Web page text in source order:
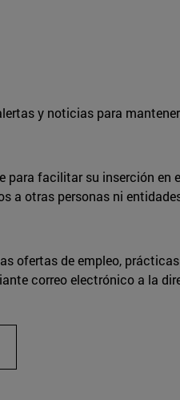
y noticias para
facilitar su inserción en
a otras personas ni
ofertas de empleo,
correo electrónico a la